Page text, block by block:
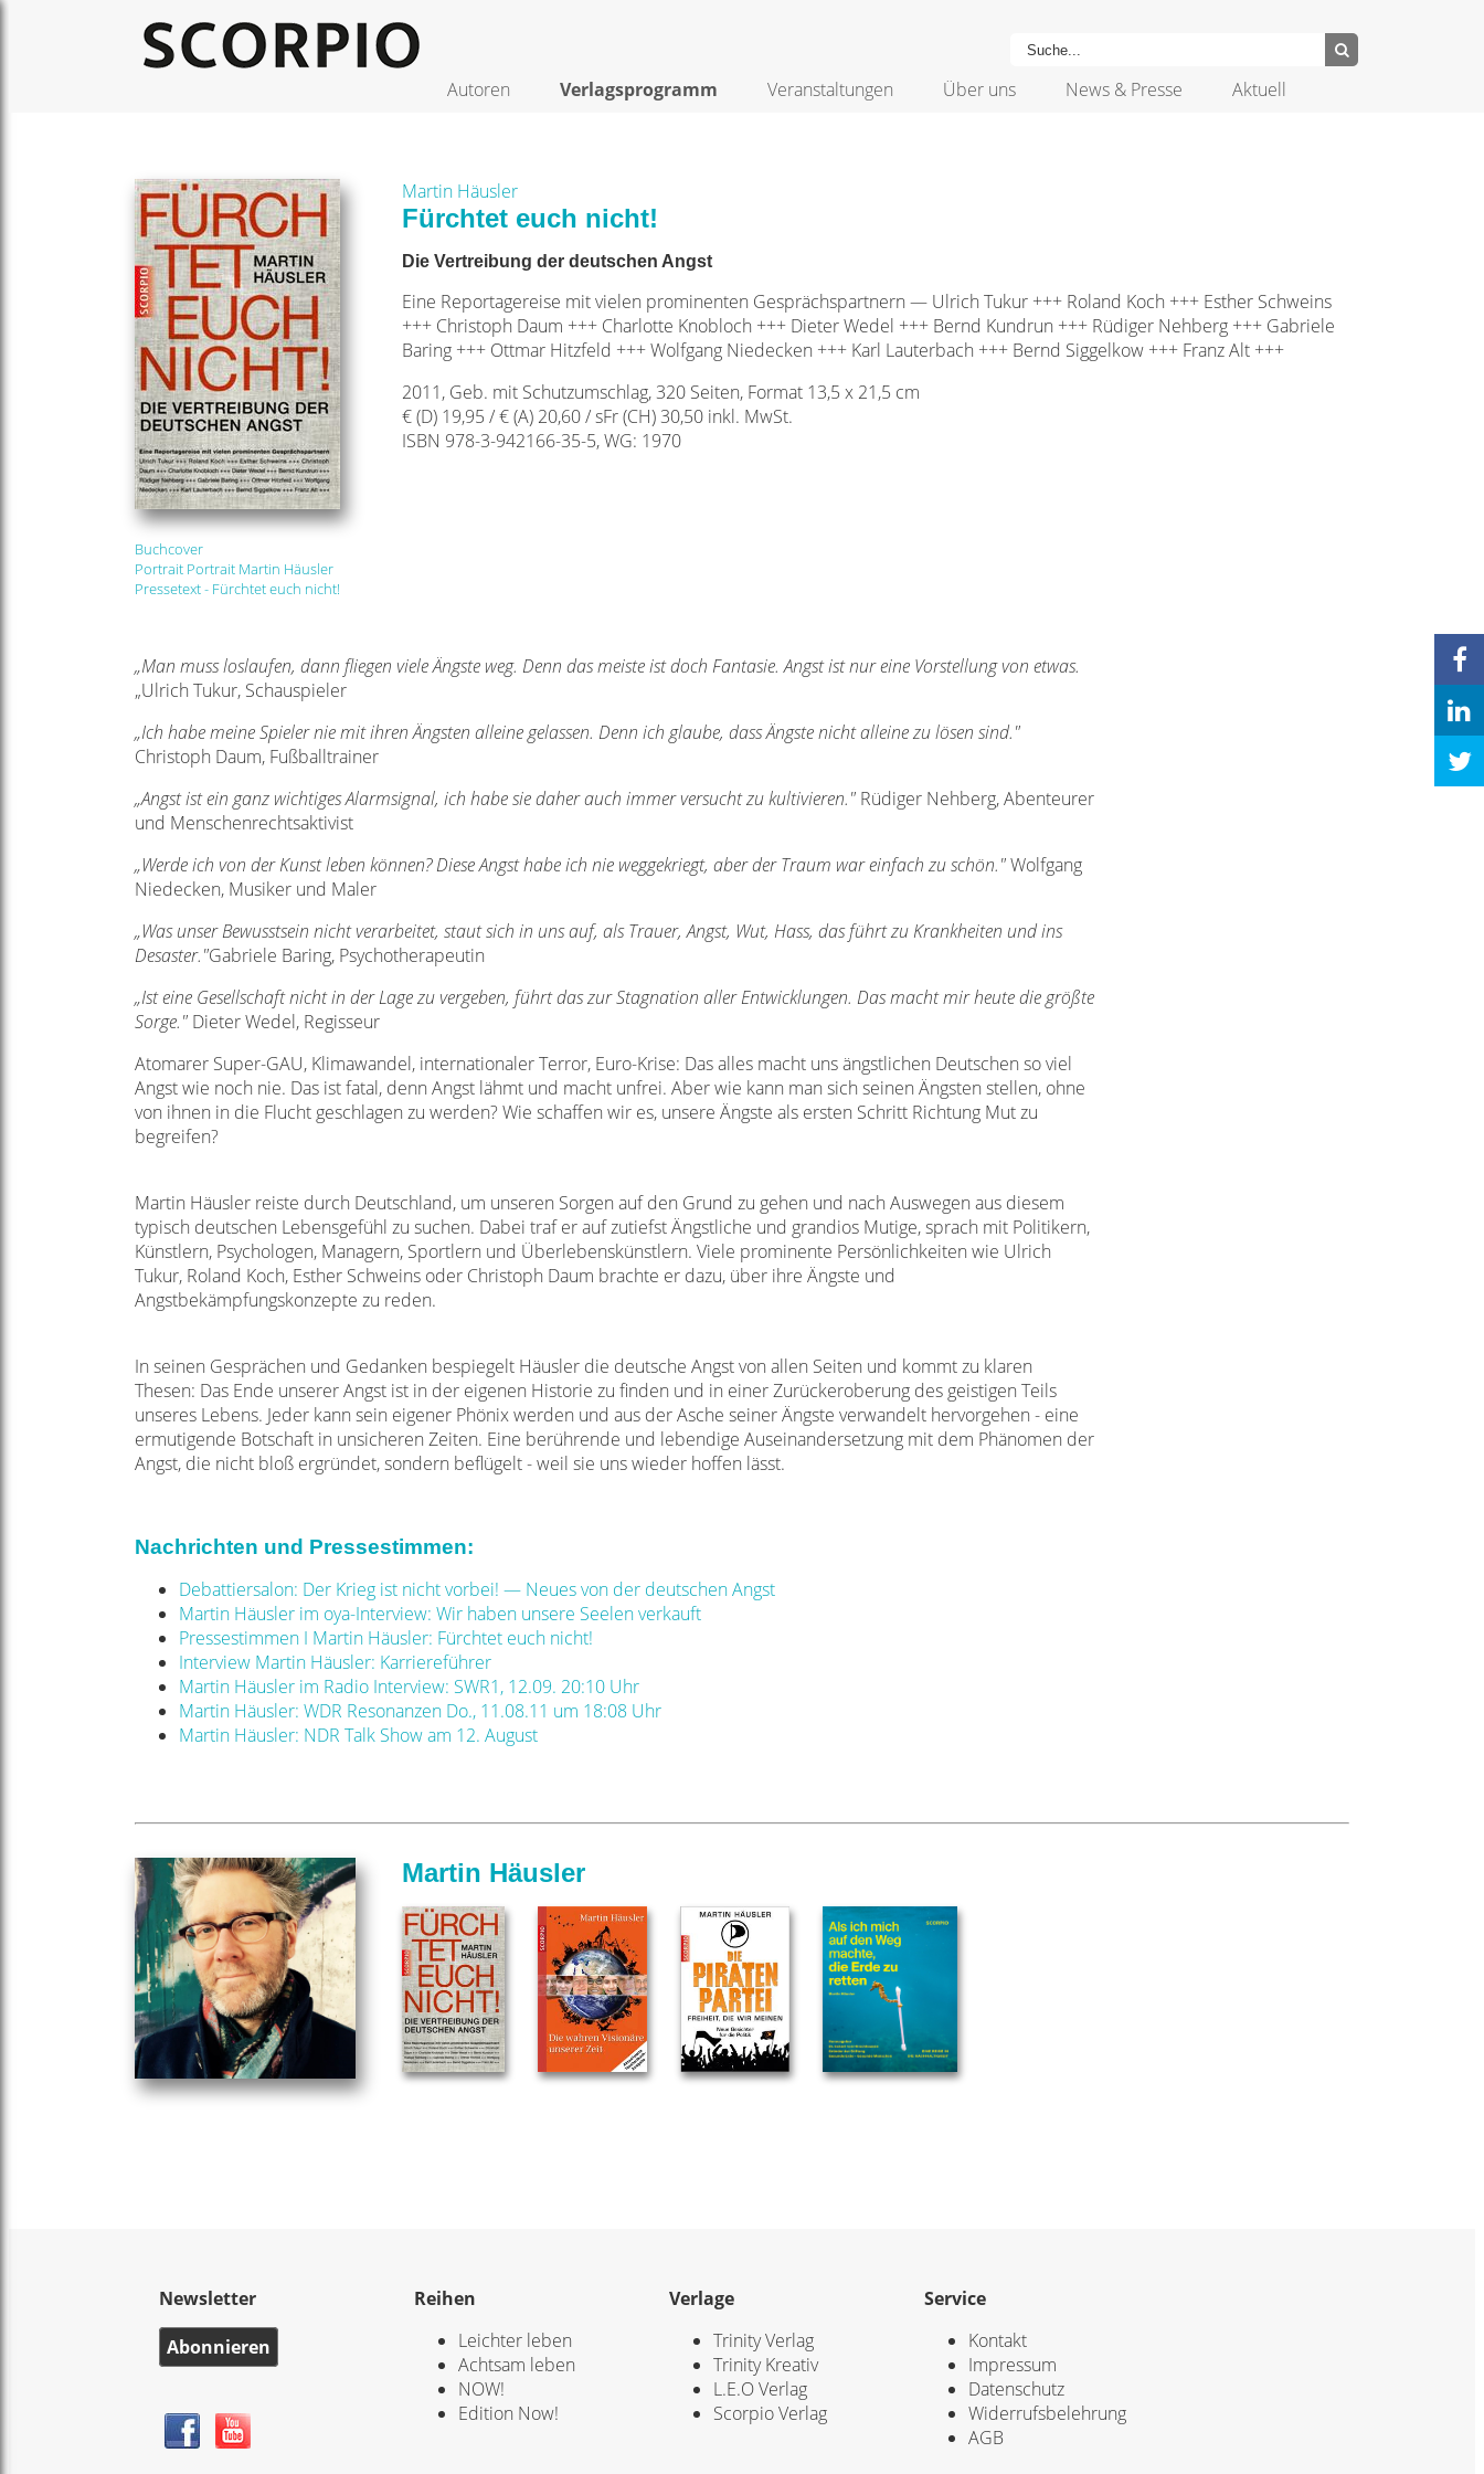
Autoren Verlagsprogramm Veranstaltungen Über uns News & Presse Aktuell
Buchcover
Portrait Portrait Martin Häusler
Pressetext - Fürchtet euch nicht!
Martin Häusler
Fürchtet euch nicht!
Die Vertreibung der deutschen Angst
Eine Reportagereise mit vielen prominenten Gesprächspartnern — Ulrich Tukur +++ Roland Koch +++ Esther Schweins
+++ Christoph Daum +++ Charlotte Knobloch +++ Dieter Wedel +++ Bernd Kundrun +++ Rüdiger Nehberg +++ Gabriele
Baring +++ Ottmar Hitzfeld +++ Wolfgang Niedecken +++ Karl Lauterbach +++ Bernd Siggelkow +++ Franz Alt +++
2011, Geb. mit Schutzumschlag, 320 Seiten, Format 13,5 x 21,5 cm
€ (D) 19,95 / € (A) 20,60 / sFr (CH) 30,50 inkl. MwSt.
ISBN 978-3-942166-35-5, WG: 1970
„Man muss loslaufen, dann fliegen viele Ängste weg. Denn das meiste ist doch Fantasie. Angst ist nur eine Vorstellung von etwas.
„Ulrich Tukur, Schauspieler
„Ich habe meine Spieler nie mit ihren Ängsten alleine gelassen. Denn ich glaube, dass Ängste nicht alleine zu lösen sind."
Christoph Daum, Fußballtrainer
„Angst ist ein ganz wichtiges Alarmsignal, ich habe sie daher auch immer versucht zu kultivieren." Rüdiger Nehberg, Abenteurer
und Menschenrechtsaktivist
„Werde ich von der Kunst leben können? Diese Angst habe ich nie weggekriegt, aber der Traum war einfach zu schön."Wolfgang
Niedecken, Musiker und Maler
„Was unser Bewusstsein nicht verarbeitet, staut sich in uns auf, als Trauer, Angst, Wut, Hass, das führt zu Krankheiten und ins
Desaster."Gabriele Baring, Psychotherapeutin
„Ist eine Gesellschaft nicht in der Lage zu vergeben, führt das zur Stagnation aller Entwicklungen. Das macht mir heute die größte
Sorge." Dieter Wedel, Regisseur
Atomarer Super-GAU, Klimawandel, internationaler Terror, Euro-Krise: Das alles macht uns ängstlichen Deutschen so viel
Angst wie noch nie. Das ist fatal, denn Angst lähmt und macht unfrei. Aber wie kann man sich seinen Ängsten stellen, ohne
von ihnen in die Flucht geschlagen zu werden? Wie schaffen wir es, unsere Ängste als ersten Schritt Richtung Mut zu
begreifen?
Martin Häusler reiste durch Deutschland, um unseren Sorgen auf den Grund zu gehen und nach Auswegen aus diesem
typisch deutschen Lebensgefühl zu suchen. Dabei traf er auf zutiefst Ängstliche und grandios Mutige, sprach mit Politikern,
Künstlern, Psychologen, Managern, Sportlern und Überlebenskünstlern. Viele prominente Persönlichkeiten wie Ulrich
Tukur, Roland Koch, Esther Schweins oder Christoph Daum brachte er dazu, über ihre Ängste und
Angstbekämpfungskonzepte zu reden.
In seinen Gesprächen und Gedanken bespiegelt Häusler die deutsche Angst von allen Seiten und kommt zu klaren
Thesen: Das Ende unserer Angst ist in der eigenen Historie zu finden und in einer Zurückeroberung des geistigen Teils
unseres Lebens. Jeder kann sein eigener Phönix werden und aus der Asche seiner Ängste verwandelt hervorgehen - eine
ermutigende Botschaft in unsicheren Zeiten. Eine berührende und lebendige Auseinandersetzung mit dem Phänomen der
Angst, die nicht bloß ergründet, sondern beflügelt - weil sie uns wieder hoffen lässt.
Nachrichten und Pressestimmen:
Debattiersalon: Der Krieg ist nicht vorbei! — Neues von der deutschen Angst
Martin Häusler im oya-Interview: Wir haben unsere Seelen verkauft
Pressestimmen I Martin Häusler: Fürchtet euch nicht!
Interview Martin Häusler: Karriereführer
Martin Häusler im Radio Interview: SWR1, 12.09. 20:10 Uhr
Martin Häusler: WDR Resonanzen Do., 11.08.11 um 18:08 Uhr
Martin Häusler: NDR Talk Show am 12. August
Martin Häusler
Newsletter
Abonnieren
Reihen
Leichter leben
Achtsam leben
NOW!
Edition Now!
Verlage
Trinity Verlag
Trinity Kreativ
L.E.O Verlag
Scorpio Verlag
Service
Kontakt
Impressum
Datenschutz
Widerrufsbelehrung
AGB